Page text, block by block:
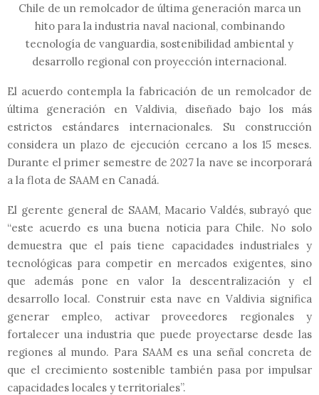
Chile de un remolcador de última generación marca un
hito para la industria naval nacional, combinando
tecnología de vanguardia, sostenibilidad ambiental y
desarrollo regional con proyección internacional.
El acuerdo contempla la fabricación de un remolcador de
última generación en Valdivia, diseñado bajo los más
estrictos estándares internacionales. Su construcción
considera un plazo de ejecución cercano a los 15 meses.
Durante el primer semestre de 2027 la nave se incorporará
a la flota de SAAM en Canadá.
El gerente general de SAAM, Macario Valdés, subrayó que
“este acuerdo es una buena noticia para Chile. No solo
demuestra que el país tiene capacidades industriales y
tecnológicas para competir en mercados exigentes, sino
que además pone en valor la descentralización y el
desarrollo local. Construir esta nave en Valdivia significa
generar empleo, activar proveedores regionales y
fortalecer una industria que puede proyectarse desde las
regiones al mundo. Para SAAM es una señal concreta de
que el crecimiento sostenible también pasa por impulsar
capacidades locales y territoriales”.